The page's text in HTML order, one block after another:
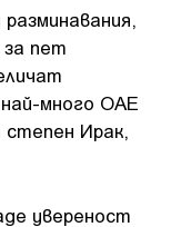
за пет
много ОАЕ
степен Ирак,
увереност